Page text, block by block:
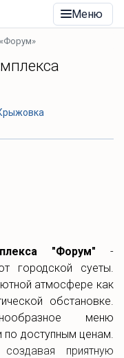
Меню
"Форум" -
городской суеты.
атмосфере как
обстановке.
меню
по доступным ценам.
приятную